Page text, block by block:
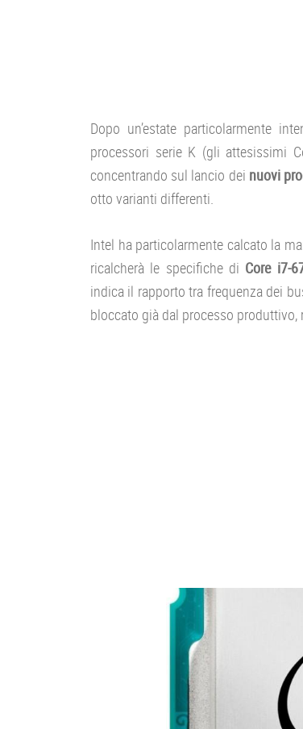
Dopo un’estate particolarmente
processori serie K (gli attesissimi
concentrando sul lancio dei nuovi
otto varianti differenti.
Intel ha particolarmente calcato la
ricalcherà le specifiche di Core i7-
indica il rapporto tra frequenza dei
bloccato già dal processo